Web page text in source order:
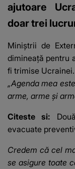
ajutoare
doar trei
Miniștrii de
dimineață pentru
fi trimise Ucrainei.
„Agenda mea
arme, arme şi
Citeste si:
evacuate
Credem că cel
se asigure toate